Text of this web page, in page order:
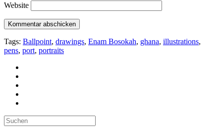
Website
Tags: Ballpoint, drawings, Enam Bosokah, ghana, illustrations,
pens, port, portraits